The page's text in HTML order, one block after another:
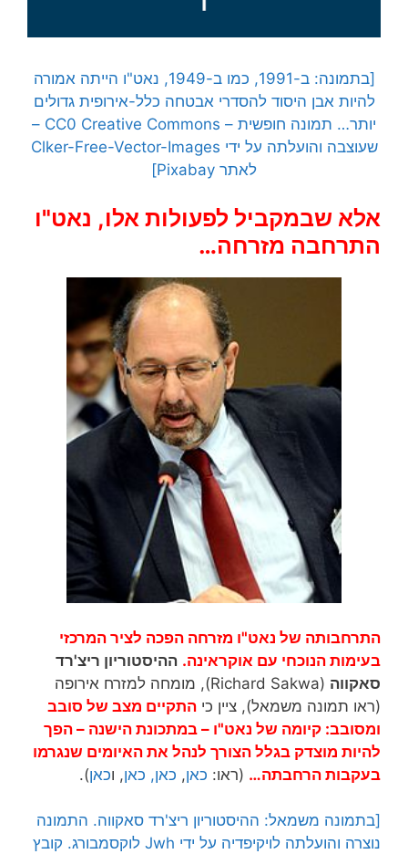
[בתמונה: ב-1991, כמו ב-1949, נאט"ו הייתה אמורה
להיות אבן היסוד להסדרי אבטחה כלל-אירופית גדולים
יותר… תמונה חופשית – CC0 Creative Commons –
שעוצבה והועלתה על ידי Clker-Free-Vector-Images
לאתר Pixabay]
אלא שבמקביל לפעולות אלו, נאט"ו
התרחבה מזרחה…
התרחבותה של נאט"ו מזרחה הפכה לציר המרכזי
בעימות הנוכחי עם אוקראינה. ההיסטוריון ריצ'רד
סאקווה
(Richard Sakwa), מומחה למזרח אירופה
(ראו תמונה משמאל), ציין כי התקיים מצב של סובב
ומסובב: קיומה של נאט"ו – במתכונת הישנה – הפך
להיות מוצדק בגלל הצורך לנהל את האיומים שנגרמו
בעקבות הרחבתה… (ראו: כאן, כאן, כאן, וכאן).
[בתמונה משמאל: ההיסטוריון ריצ'רד סאקווה. התמונה
נוצרה והועלתה לויקיפדיה על ידי Jwh לוקסמבורג. קובץ